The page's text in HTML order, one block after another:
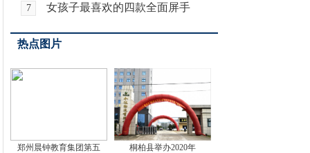
7 女孩子最喜欢的四款全面屏手
热点图片
郑州晨钟教育集团第五 桐柏县举办2020年